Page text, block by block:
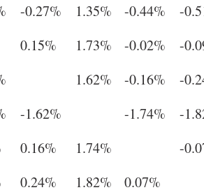
-0.27% 1.35% -0.44% -
0.15% 1.73% -0.02% -
1.62% -0.16% -
-1.62% -1.74% -
0.16% 1.74% -
0.24% 1.82% 0.07%